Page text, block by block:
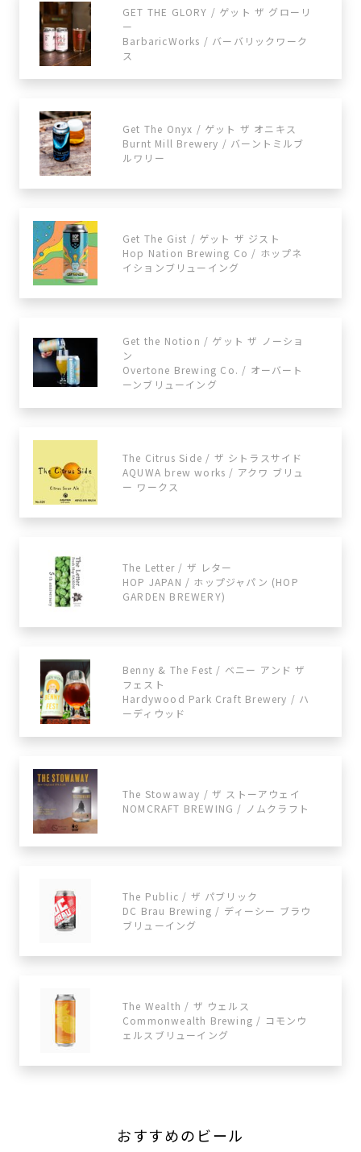
GET THE GLORY / ゲット ザ グローリ
ー
BarbaricWorks / バーバリックワーク
ス
Get The Onyx / ゲット ザ オニキス
Burnt Mill Brewery / バーントミルブ
ルワリー
Get The Gist / ゲット ザ ジスト
Hop Nation Brewing Co / ホップネ
イションブリューイング
Get the Notion / ゲット ザ ノーショ
ン
Overtone Brewing Co. / オーバート
ーンブリューイング
The Citrus Side / ザ シトラスサイド
AQUWA brew works / アクワ ブリュ
ー ワークス
The Letter / ザ レター
HOP JAPAN / ホップジャパン (HOP
GARDEN BREWERY)
Benny & The Fest / ベニー アンド ザ
フェスト
Hardywood Park Craft Brewery / ハ
ーディウッド
The Stowaway / ザ ストーアウェイ
NOMCRAFT BREWING / ノムクラフト
The Public / ザ パブリック
DC Brau Brewing / ディーシー ブラウ
ブリューイング
The Wealth / ザ ウェルス
Commonwealth Brewing / コモンウ
ェルスブリューイング
おすすめのビール